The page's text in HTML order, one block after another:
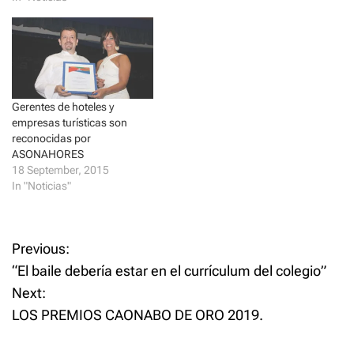
i
n
w
w
n
d
o
w
)
s
i
n
e
w
i
n
d
o
w
)
Gerentes de hoteles y
empresas turísticas son
reconocidas por
ASONAHORES
18 September, 2015
In "Noticias"
P
o
s
Previous:
“El baile debería estar en el currículum del colegio”
Next:
LOS PREMIOS CAONABO DE ORO 2019.